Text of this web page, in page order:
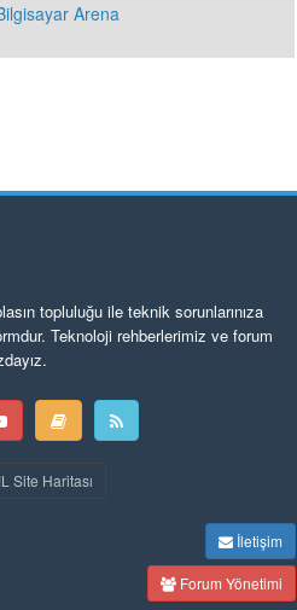
Arena
topluluğu ile teknik sorunlarınıza
Teknoloji rehberlerimiz ve forum
Site Haritası
İletişim
Forum Yönetimi